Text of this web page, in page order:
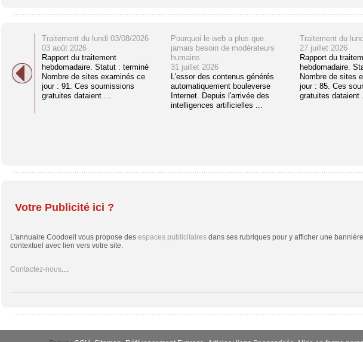
Traitement du lundi 03/08/2026
03 août 2026
Rapport du traitement
hebdomadaire. Statut : terminé
Nombre de sites examinés ce
jour : 91. Ces soumissions
gratuites dataient ...
Pourquoi le web a plus que
jamais besoin de modérateurs
humains
31 juillet 2026
L'essor des contenus générés
automatiquement bouleverse
Internet. Depuis l'arrivée des
intelligences artificielles ...
Traitement du
27 juillet 2026
Rapport du
hebdomadaire.
Nombre de sites
jour : 85. Ces
gratuites dataient
Votre Publicité ici ?
L'annuaire Coodoeil vous propose des espaces publicitairesdans ses rubriques pour y afficher une
contextuel avec lien vers votre site.
Contactez-nous....